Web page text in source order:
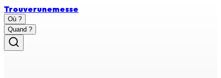
Trouverunemesse
Où ?
Quand ?